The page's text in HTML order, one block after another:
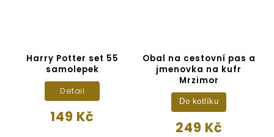
Harry Potter set 55
samolepek
149 Kč
Detail
Obal na cestovní pas a
jmenovka na kufr
Mrzimor
249 Kč
Do kotlíku